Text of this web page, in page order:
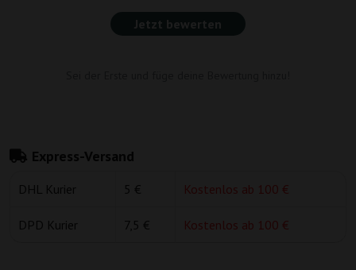
Jetzt bewerten
Express-Versand
DHL Kurier 5 € Kostenlos ab 100 €
DPD Kurier 7,5 € Kostenlos ab 100 €